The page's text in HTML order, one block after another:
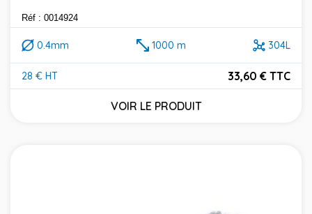
Réf : 0014924
0.4mm 1000 m 304L
28 € HT
Prix
33,60 € TTC
VOIR LE PRODUIT